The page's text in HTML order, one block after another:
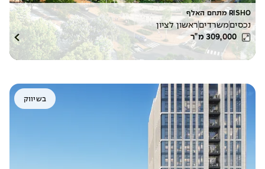
RISHO מתחם האלף
נכסים משרדים ראשון לציון
309,000 מ"ר
בשיווק